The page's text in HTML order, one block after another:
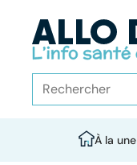
À la une